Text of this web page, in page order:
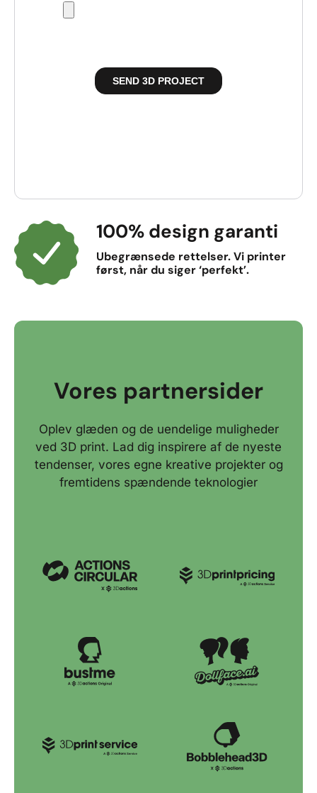
100% design garanti
Ubegrænsede rettelser. Vi printer
først, når du siger ‘perfekt’.
Vores partnersider
Oplev glæden og de uendelige muligheder
ved 3D print. Lad dig inspirere af de nyeste
tendenser, vores egne kreative projekter og
fremtidens spændende teknologier